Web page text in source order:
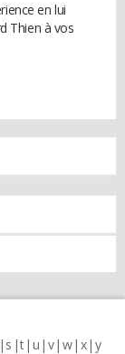
en lui
Thien à vos
s t u v w x y